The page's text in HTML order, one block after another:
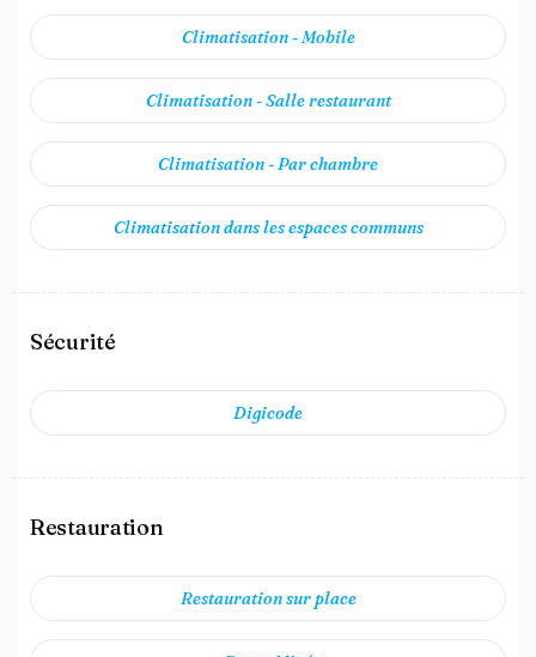
Climatisation - Mobile
Climatisation - Salle restaurant
Climatisation - Par chambre
Climatisation dans les espaces communs
Sécurité
Digicode
Restauration
Restauration sur place